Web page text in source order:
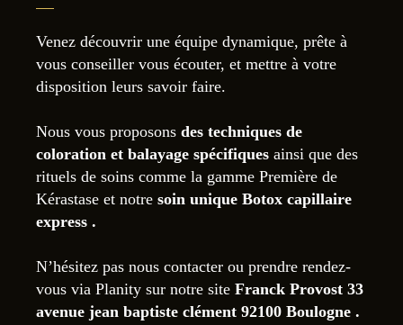
Venez découvrir une équipe dynamique, prête à
vous conseiller vous écouter, et mettre à votre
disposition leurs savoir faire.
Nous vous proposons des techniques de
coloration et balayage spécifiques ainsi que des
rituels de soins comme la gamme Première de
Kérastase et notre soin unique Botox capillaire
express .
N’hésitez pas nous contacter ou prendre rendez-
vous via Planity sur notre site Franck Provost 33
avenue jean baptiste clément 92100 Boulogne .